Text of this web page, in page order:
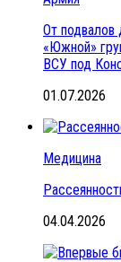
От подвалов
«Южной»
ВСУ под
01.07.2026
Медицина
04.04.2026